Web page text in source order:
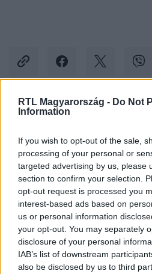
RTL Magyarország - Do Not
Information
If you wish to opt-out of the sale,
processing of your personal or
targeted advertising by us, please
section to confirm your selection.
opt-out request is processed you
interest-based ads based on
us or personal information
your opt-out. You may separately
disclosure of your personal
IAB’s list of downstream
also be disclosed by us to third
Kövess minket, és értesülj
#BALESET-BŰNÜGY #GÁZOLÁS
#CSERBENHAGYÁS #MERCEDES